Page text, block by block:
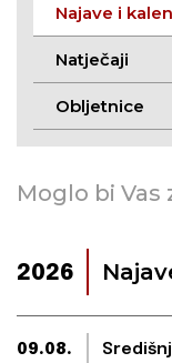
Najave i
Natječaji
Obljetnice
Moglo bi Vas
2026
09.08.